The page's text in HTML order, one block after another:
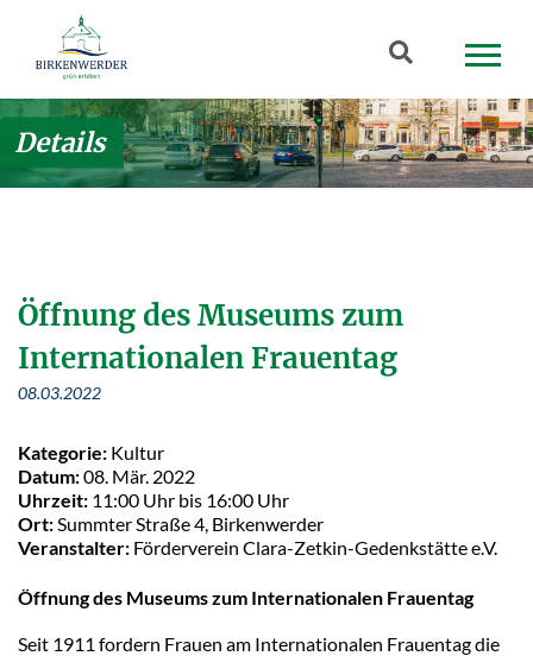
Zum Hauptinhalt springen
Suchbegriff
Details
Öffnung des Museums zum
Internationalen Frauentag
08.03.2022
Kategorie: Kultur
Datum:08. Mär. 2022
Uhrzeit: 11:00 Uhr bis 16:00 Uhr
Ort: Summter Straße 4, Birkenwerder
Veranstalter: Förderverein Clara-Zetkin-Gedenkstätte e.V.
Öffnung des Museums zum Internationalen Frauentag
Seit 1911 fordern Frauen am Internationalen Frauentag die